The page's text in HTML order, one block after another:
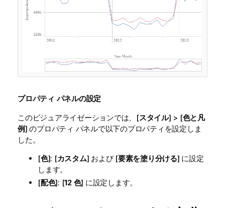
プロパティ パネルの設定
このビジュアライゼーションでは、[スタイル] > [色と凡
例] のプロパティ パネルで以下のプロパティを設定しま
した。
[色]: [カスタム] および [要素を塗り分ける] に設定
します。
[配色]: [12 色] に設定します。